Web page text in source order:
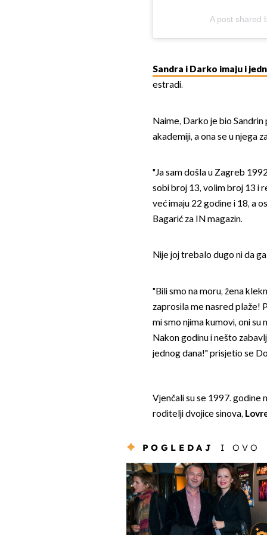
A post shared
Sandra i Darko imaju i
estradi.
Naime, Darko je bio
akademiji, a ona se u njega
"Ja sam došla u Zagreb
sobi broj 13, volim broj 13 i
već imaju 22 godine i 18, a
Bagarić za IN magazin.
Nije joj trebalo dugo ni da
"Bili smo na moru, žena
zaprosila me nasred plaže!
mi smo njima kumovi, oni su
Nakon godinu i nešto
jednog dana!" prisjetio se
Vjenčali su se 1997. godine
roditelji dvojice sinova,
POGLEDAJ I OVO